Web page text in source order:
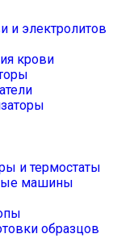
и электролитов
крови
и термостаты
машины
образцов